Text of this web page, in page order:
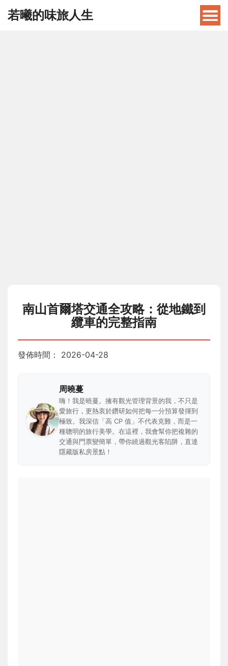
若曦的味旅人生
南山首爾塔交通全攻略：從地鐵到
纜車的完整指南
發佈時間： 2026-04-28
周曉蔓
嗨！我是曉蔓。擁有觀光管理背景的我，不只是
愛旅行，更熱衷於鑽研如何把每一分預算發揮到
極致。我深信「高 CP 值」不代表克難，而是一
種聰明的旅行美學。在這裡，我會幫你把複雜的
交通與門票變簡單，帶你繞過觀光客陷阱，直達
隱藏版私房景點！